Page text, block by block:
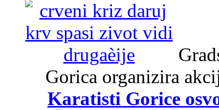
Gorica organizira
Karatisti Gorice